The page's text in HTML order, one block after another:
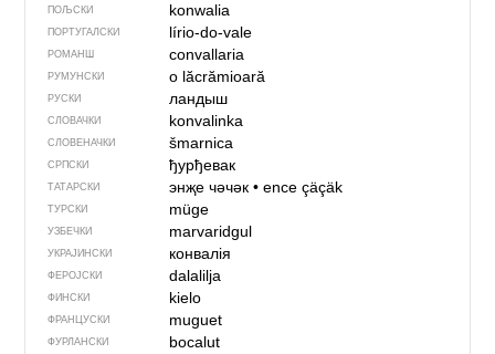
ПОЉСКИ konwalia
ПОРТУГАЛСКИ lírio-do-vale
РОМАНШ convallaria
РУМУНСКИ o lăcrămioară
РУСКИ ландыш
СЛОВАЧКИ konvalinka
СЛОВЕНАЧКИ šmarnica
СРПСКИ ђурђевак
ТАТАРСКИ энҗе чәчәк• ence çäçäk
ТУРСКИ müge
УЗБЕЧКИ marvaridgul
УКРАЈИНСКИ конвалія
ФЕРОЈСКИ dalalilja
ФИНСКИ kielo
ФРАНЦУСКИ muguet
ФУРЛАНСКИ bocalut